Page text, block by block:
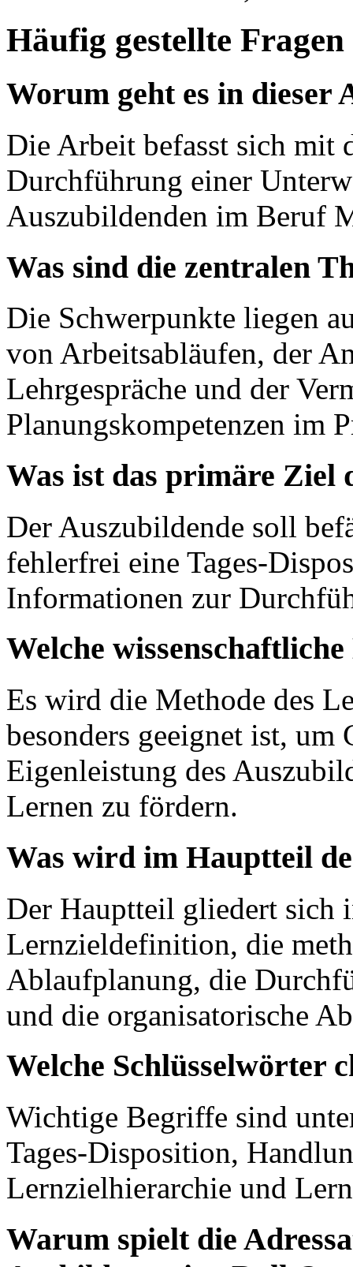
Häufig gestellte Fragen
Worum geht es in dieser
Die Arbeit befasst sich mit
Durchführung einer
Auszubildenden im Beruf
Was sind die zentralen
Die Schwerpunkte liegen
von Arbeitsabläufen, der
Lehrgespräche und der
Planungskompetenzen im
Was ist das primäre Ziel
Der Auszubildende soll
fehlerfrei eine Tages-
Informationen zur
Welche
Es wird die Methode des
besonders geeignet ist, um
Eigenleistung des
Lernen zu fördern.
Was wird im Hauptteil
Der Hauptteil gliedert sich
Lernzieldefinition, die
Ablaufplanung, die
und die organisatorische
Welche Schlüsselwörter
Wichtige Begriffe sind
Tages-Disposition,
Lernzielhierarchie und
Warum spielt die